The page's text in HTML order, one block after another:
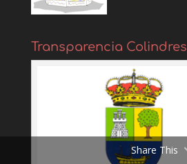
Transparencia Colindres
Share This